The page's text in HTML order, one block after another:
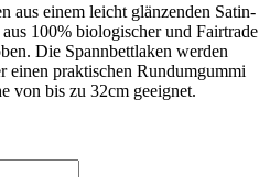
aus einem leicht glänzenden Satin-
100% biologischer und Fairtrade
Die Spannbettlaken werden
einen praktischen Rundumgummi
von bis zu 32cm geeignet.